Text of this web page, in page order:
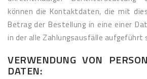
können die Kontaktdaten, die mit
Betrag der Bestellung in eine einer
in der alle Zahlungsausfälle aufgeführt
VERWENDUNG VON
DATEN: